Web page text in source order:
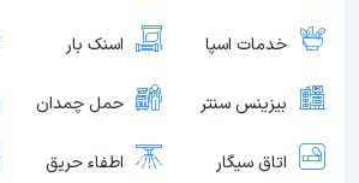
خدمات اسپا اسنک بار
بیزینس سنتر حمل چمدان
اتاق سیگار اطفاء حریق